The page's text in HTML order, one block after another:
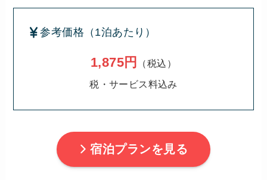
参考価格（1泊あたり）
1,875円
（税込）
税・サービス料込み
宿泊プランを見る